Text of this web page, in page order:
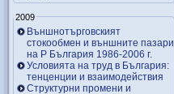
2009
Външнотърговският
стокообмен и външните пазари
на Р България 1986-2006 г.
Условията на труд в България:
тенценции и взаимодействия
Структурни промени и